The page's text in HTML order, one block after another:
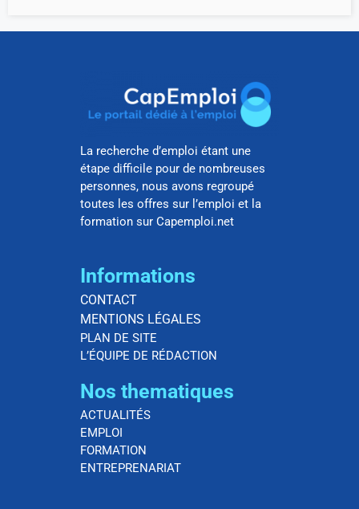
La recherche d’emploi étant une
étape difficile pour de nombreuses
personnes, nous avons regroupé
toutes les offres sur l’emploi et la
formation sur Capemploi.net
Informations
CONTACT
MENTIONS LÉGALES
PLAN DE SITE
L’ÉQUIPE DE RÉDACTION
Nos thematiques
ACTUALITÉS
EMPLOI
FORMATION
ENTREPRENARIAT